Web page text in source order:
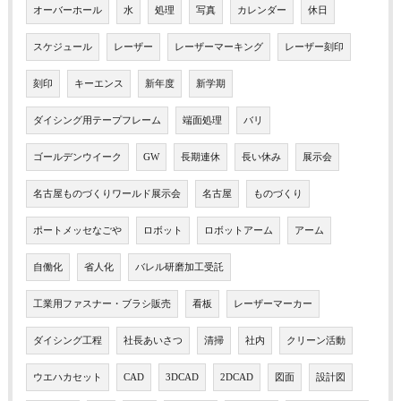
オーバーホール 水 処理 写真 カレンダー 休日
スケジュール レーザー レーザーマーキング レーザー刻印
刻印 キーエンス 新年度 新学期
ダイシング用テープフレーム 端面処理 バリ
ゴールデンウイーク GW 長期連休 長い休み 展示会
名古屋ものづくりワールド展示会 名古屋 ものづくり
ポートメッセなごや ロボット ロボットアーム アーム
自働化 省人化 バレル研磨加工受託
工業用ファスナー・ブラシ販売 看板 レーザーマーカー
ダイシング工程 社長あいさつ 清掃 社内 クリーン活動
ウエハカセット CAD 3DCAD 2DCAD 図面 設計図